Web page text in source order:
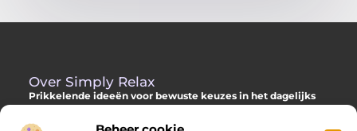
Over Simply Relax
Prikkelende ideeën voor bewuste keuzes in het dagelijks